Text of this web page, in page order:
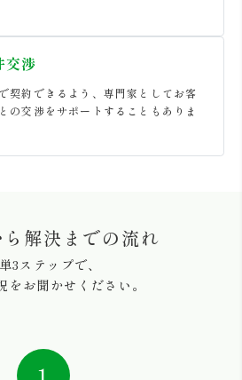
交渉
契約できるよう、専門家としてお客
の交渉をサポートすることもありま
ら解決までの流れ
3ステップで、
をお聞かせください。